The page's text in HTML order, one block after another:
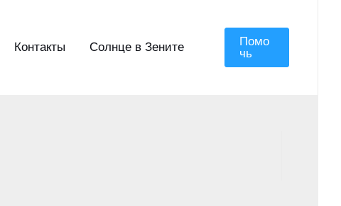
Контакты Солнце в Зените
Помо
Чь